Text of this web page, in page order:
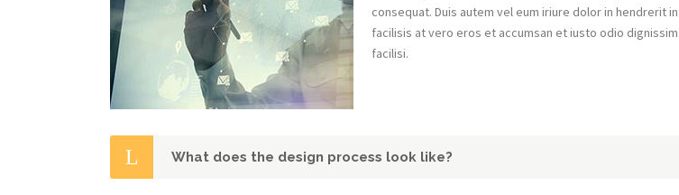
consequat. Duis autem vel eum iriure dolor in hendrerit
facilisis at vero eros et accumsan et iusto odio
facilisi.
What does the design process look like?